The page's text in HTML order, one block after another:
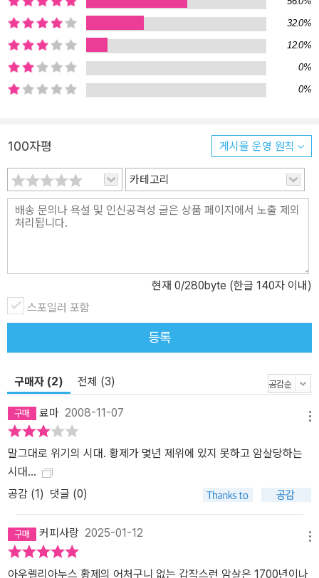
32.0%
12.0%
0%
0%
100자평 게시물 운영 원칙
카테고리
현재 0/280byte (한글 140자 이내)
스포일러 포함
등록
구매자 (2) 전체 (3)
료마 2008-11-07
말그대로 위기의 시대. 황제가 몇년 제위에 있지 못하고 암살당하는
시대...
공감 (1 ) 댓글 (0)
커피사랑 2025-01-12
아우렐리아누스 황제의 어처구니 없는 갑작스런 암살은 1700년이나